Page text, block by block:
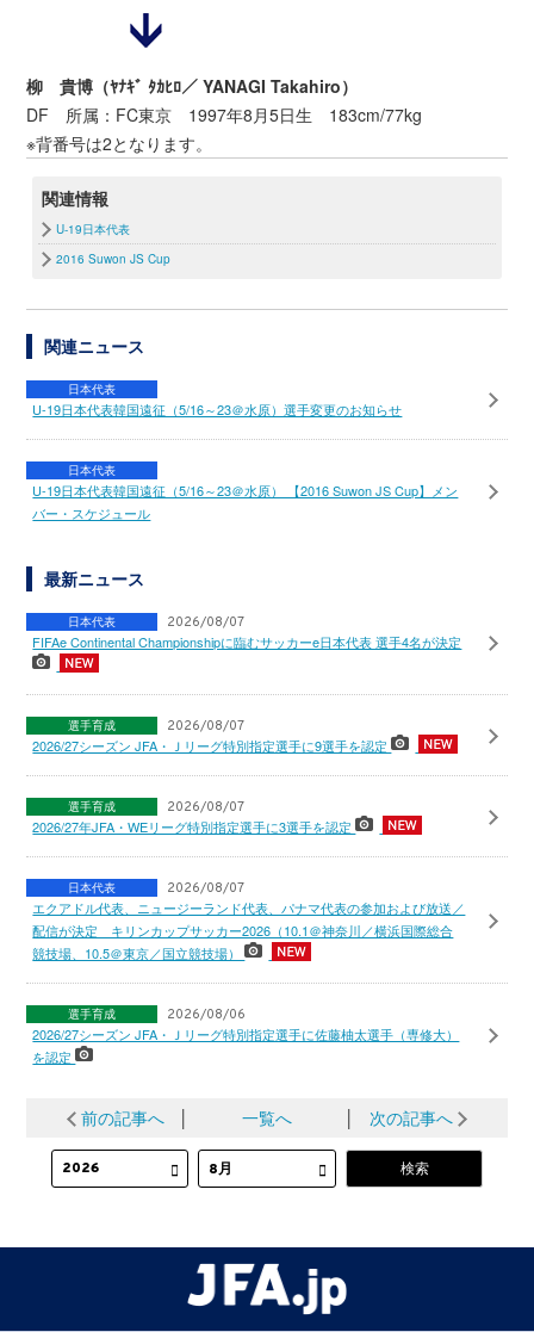
柳 貴博（ﾔﾅｷﾞ ﾀｶﾋﾛ／ YANAGI Takahiro）
DF 所属：FC東京 1997年8月5日生 183cm/77kg
※背番号は2となります。
関連情報
U-19日本代表
2016 Suwon JS Cup
関連ニュース
日本代表
U-19日本代表韓国遠征（5/16～23＠水原）選手変更のお知らせ
日本代表
U-19日本代表韓国遠征（5/16～23＠水原） 【2016 Suwon JS Cup】メン
バー・スケジュール
最新ニュース
日本代表 2026/08/07
FIFAe Continental Championshipに臨むサッカーe日本代表 選手4名が決定
選手育成 2026/08/07
2026/27シーズン JFA・Ｊリーグ特別指定選手に9選手を認定
選手育成 2026/08/07
2026/27年JFA・WEリーグ特別指定選手に3選手を認定
日本代表 2026/08/07
エクアドル代表、ニュージーランド代表、パナマ代表の参加および放送／
配信が決定 キリンカップサッカー2026（10.1＠神奈川／横浜国際総合
競技場、10.5＠東京／国立競技場）
選手育成 2026/08/06
2026/27シーズン JFA・Ｊリーグ特別指定選手に佐藤柚太選手（専修大）
を認定
前の記事へ 一覧へ 次の記事へ